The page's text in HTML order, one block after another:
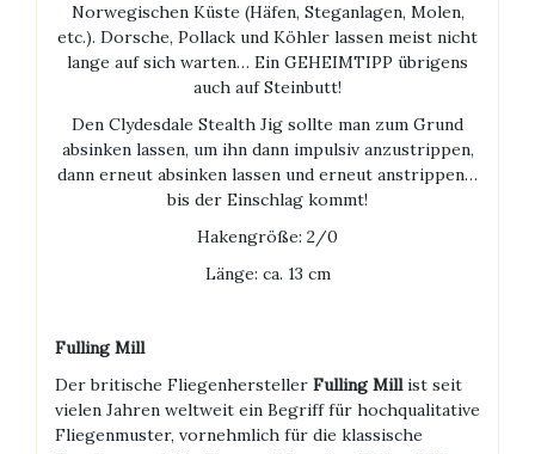
Norwegischen Küste (Häfen, Steganlagen, Molen,
etc.). Dorsche, Pollack und Köhler lassen meist nicht
lange auf sich warten… Ein GEHEIMTIPP übrigens
auch auf Steinbutt!
Den Clydesdale Stealth Jig sollte man zum Grund
absinken lassen, um ihn dann impulsiv anzustrippen,
dann erneut absinken lassen und erneut anstrippen…
bis der Einschlag kommt!
Hakengröße: 2/0
Länge: ca. 13 cm
Fulling Mill
Der britische Fliegenhersteller Fulling Millist seit
vielen Jahren weltweit ein Begriff für hochqualitative
Fliegenmuster, vornehmlich für die klassische